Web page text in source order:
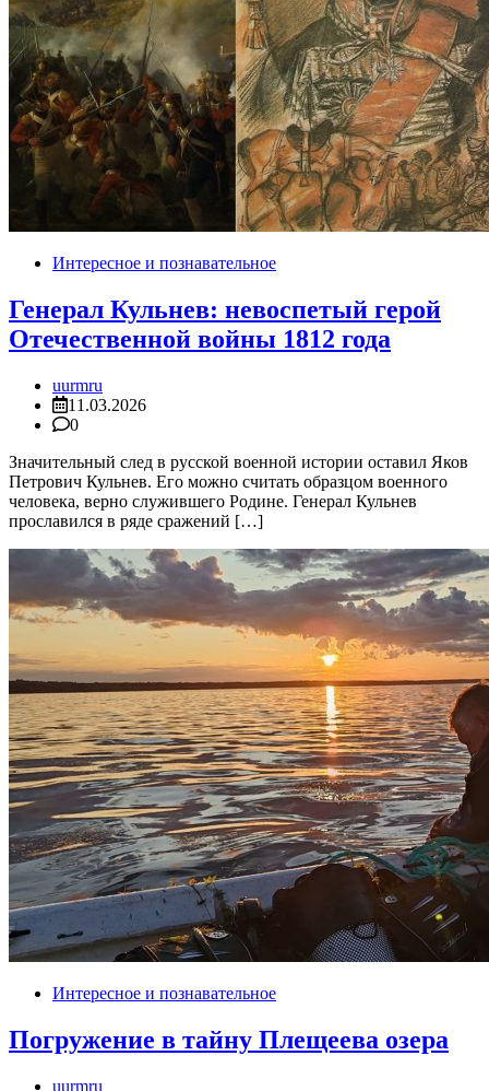
Интересное и познавательное
Генерал Кульнев: невоспетый герой
Отечественной войны 1812 года
uurmru
11.03.2026
0
Значительный след в русской военной истории оставил Яков
Петрович Кульнев. Его можно считать образцом военного
человека, верно служившего Родине. Генерал Кульнев
прославился в ряде сражений […]
Интересное и познавательное
Погружение в тайну Плещеева озера
uurmru